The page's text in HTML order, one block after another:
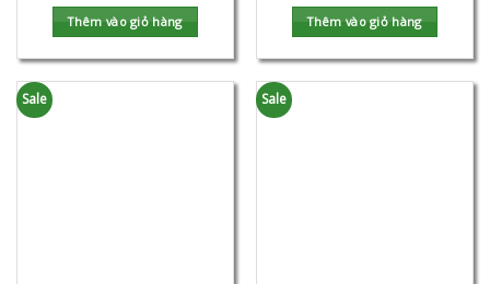
Thêm vào giỏ hàng Thêm vào giỏ hàng
Sale Sale